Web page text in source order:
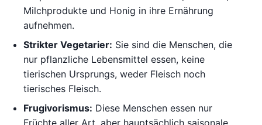
Milchprodukte und Honig in ihre Ernährung
aufnehmen.
Strikter Vegetarier: Sie sind die Menschen, die
nur pflanzliche Lebensmittel essen, keine
tierischen Ursprungs, weder Fleisch noch
tierisches Fleisch.
Frugivorismus: Diese Menschen essen nur
Früchte aller Art, aber hauptsächlich saisonale,